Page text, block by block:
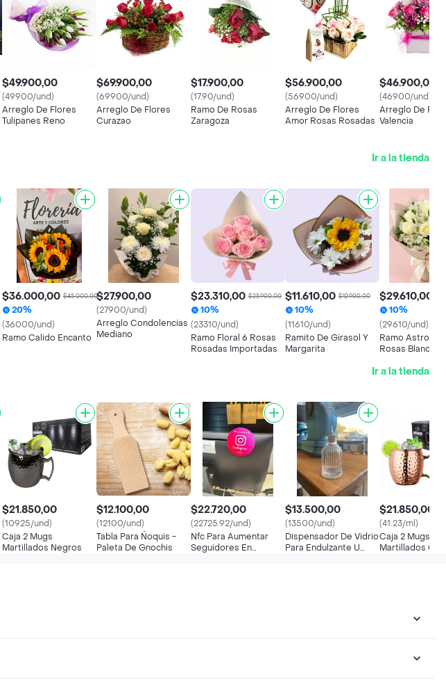
$49.900,00
(49900/und)
Arreglo De Flores
Tulipanes Reno
$69.900,00
(69900/und)
Arreglo De Flores
Curazao
$17.900,00
(17.90/und)
Ramo De Rosas
Zaragoza
$56.900,00
(56900/und)
Arreglo De Flores
Amor Rosas Rosadas
$46.900,00
(46900/und)
Arreglo De
Valencia
Ir a la tienda
$36.000,00 $45.000,00
20%
(36000/und)
Ramo Calido Encanto
$27.900,00
(27900/und)
Arreglo Condolencias
Mediano
$23.310,00 $25.900,00
10%
(23310/und)
Ramo Floral 6 Rosas
Rosadas Importadas
$11.610,00 $12.900,00
10%
(11610/und)
Ramito De Girasol Y
Margarita
$29.610,00
10%
(29610/und)
Ramo
Rosas Blancas
Ir a la tienda
$21.850,00
(10925/und)
Caja 2 Mugs
Martillados Negros
$12.100,00
(12100/und)
Tabla Para Ñoquis -
Paleta De Gnochis
$22.720,00
(22725.92/und)
Nfc Para Aumentar
Seguidores En
$13.500,00
(13500/und)
Dispensador De Vidrio
Para Endulzante U
$21.850,00
(41.23/ml)
Caja 2 Mugs
Martillados